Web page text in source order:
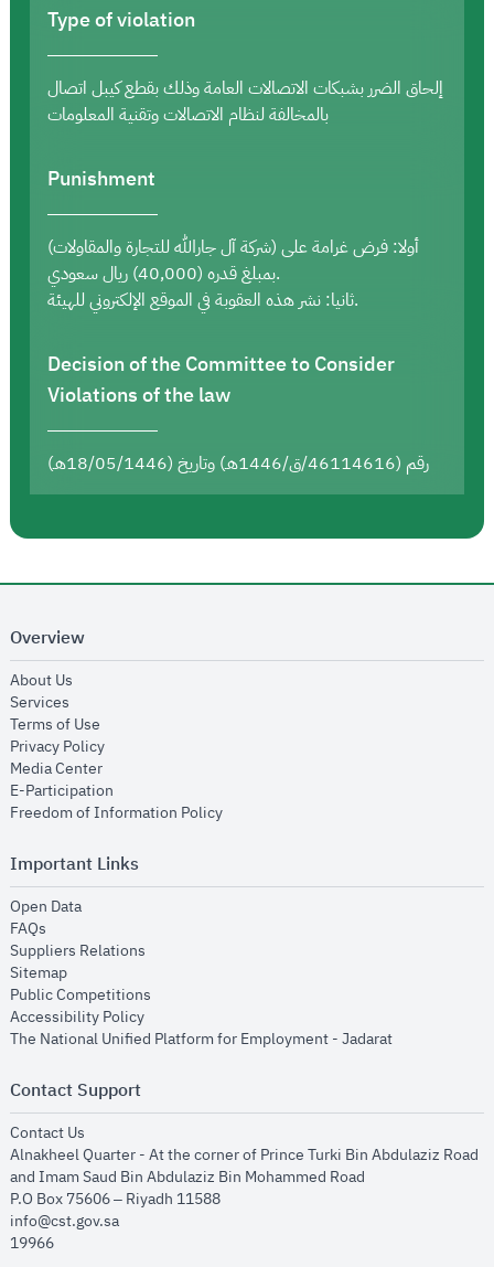
Type of violation
إلحاق الضرر بشبكات الاتصالات العامة وذلك بقطع كيبل اتصال
بالمخالفة لنظام الاتصالات وتقنية المعلومات
Punishment
أولا: فرض غرامة على (شركة آل جارالله للتجارة والمقاولات)
بمبلغ قدره (40,000) ريال سعودي.
ثانيا: نشر هذه العقوبة في الموقع الإلكتروني للهيئة.
Decision of the Committee to Consider
Violations of the law
رقم (46114616/ق/1446هـ) وتاريخ (18/05/1446هـ)
Overview
About Us
Services
Terms of Use
Privacy Policyopens in new window
Media Centeropens in new window
E-Participation
Freedom of Information Policyopens in new window
Important Links
Open Dataopens in new window
FAQs
Suppliers Relations
Sitemapopens in new window
Public Competitions
Accessibility Policyopens in new window
The National Unified Platform for Employment - Jadaratopens in new
Contact Support
Contact Us
Alnakheel Quarter - At the corner of Prince Turki Bin Abdulaziz Road
and Imam Saud Bin Abdulaziz Bin Mohammed Road​
P.O Box 75606 – Riyadh 11588
info@cst.gov.sa
19966